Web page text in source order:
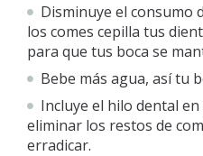
Disminuye el consumo
los comes cepilla tus
para que tus boca se
Bebe más agua, así tu
Incluye el hilo dental
eliminar los restos de
erradicar.